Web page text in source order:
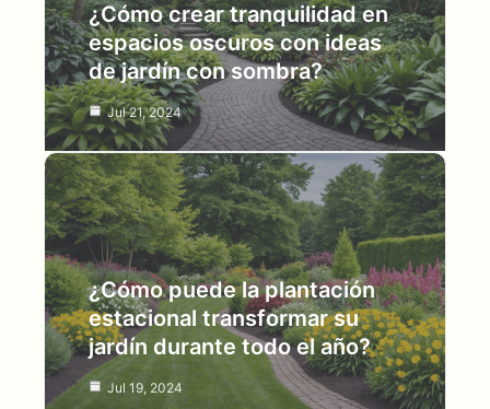
¿Cómo crear tranquilidad en
espacios oscuros con ideas
de jardín con sombra?
Jul 21, 2024
¿Cómo puede la plantación
estacional transformar su
jardín durante todo el año?
Jul 19, 2024